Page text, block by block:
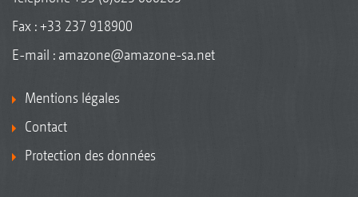
Fax : +33 237 918900
E-mail : amazone@amazone-sa.net
Mentions légales
Contact
Protection des données